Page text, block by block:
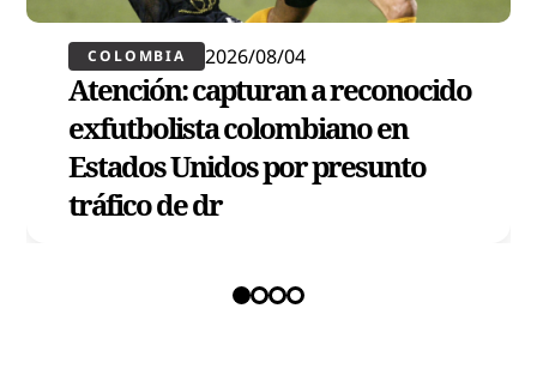
COLOMBIA 2026/08/04
Atención: capturan a reconocido
exfutbolista colombiano en
Estados Unidos por presunto
tráfico de dr